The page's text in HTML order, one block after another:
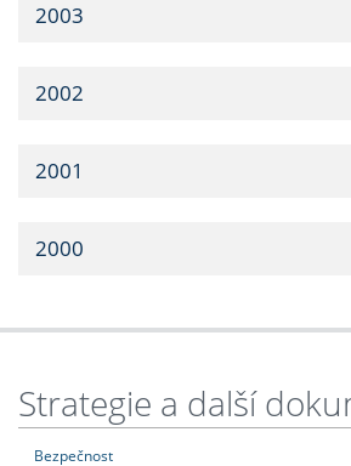
2003
2002
2001
2000
Strategie a další
Bezpečnost